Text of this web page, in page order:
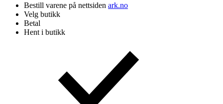
Bestill varene på nettsiden ark.no
Velg butikk
Betal
Hent i butikk